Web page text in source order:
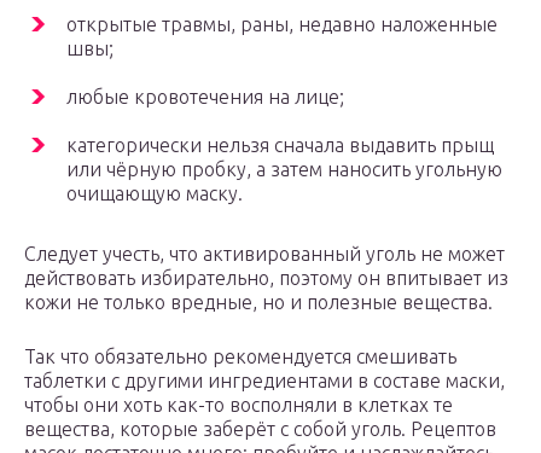
открытые травмы, раны, недавно наложенные
швы;
любые кровотечения на лице;
категорически нельзя сначала выдавить прыщ
или чёрную пробку, а затем наносить угольную
очищающую маску.
Следует учесть, что активированный уголь не может
действовать избирательно, поэтому он впитывает из
кожи не только вредные, но и полезные вещества.
Так что обязательно рекомендуется смешивать
таблетки с другими ингредиентами в составе маски,
чтобы они хоть как-то восполняли в клетках те
вещества, которые заберёт с собой уголь. Рецептов